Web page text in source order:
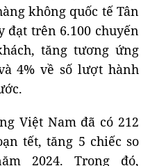
không quốc tế Tân
đạt trên 6.100 chuyến
tăng tương ứng
4% về số lượt hành
Việt Nam đã có 212
tết, tăng 5 chiếc so
2024. Trong đó,